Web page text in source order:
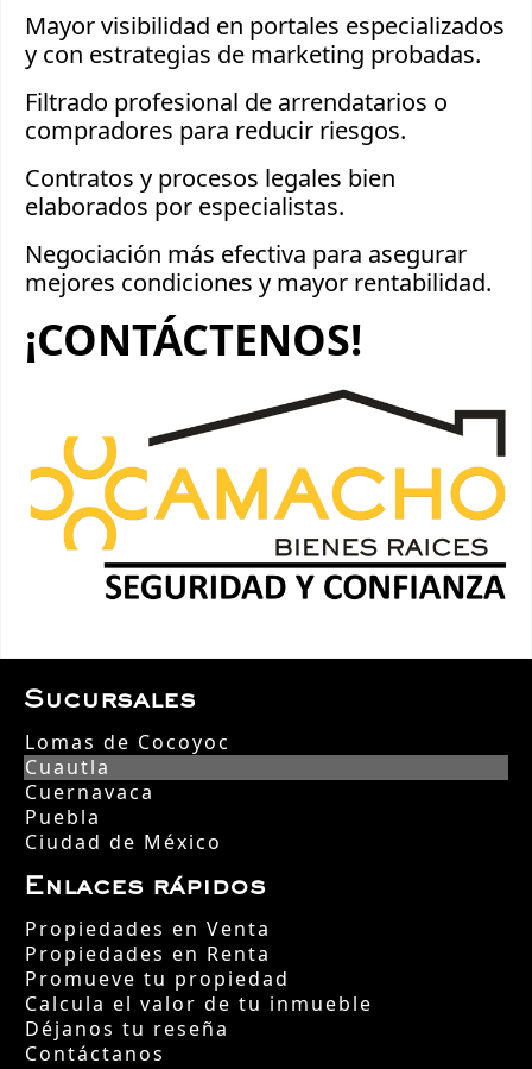
Mayor visibilidad en portales especializados
y con estrategias de marketing probadas.
Filtrado profesional de arrendatarios o
compradores para reducir riesgos.
Contratos y procesos legales bien
elaborados por especialistas.
Negociación más efectiva para asegurar
mejores condiciones y mayor rentabilidad.
¡CONTÁCTENOS!
Sucursales
Lomas de Cocoyoc
Cuautla
Cuernavaca
Puebla
Ciudad de México
Enlaces rápidos
Propiedades en Venta
Propiedades en Renta
Promueve tu propiedad
Calcula el valor de tu inmueble
Déjanos tu reseña
Contáctanos